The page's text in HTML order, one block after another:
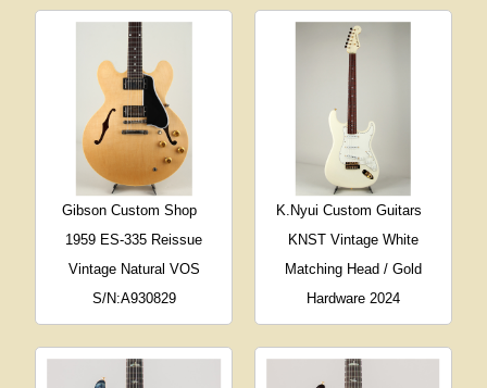
Gibson Custom Shop
1959 ES-335 Reissue
Vintage Natural VOS
S/N:A930829
K.Nyui Custom Guitars
KNST Vintage White
Matching Head / Gold
Hardware 2024